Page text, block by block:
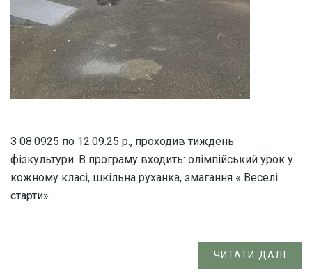
З 08.0925 по 12.09.25 р., проходив тиждень
фізкультури. В програму входить: олімпійський урок у
кожному класі, шкільна руханка, змагання « Веселі
старти».
ЧИТАТИ ДАЛІ